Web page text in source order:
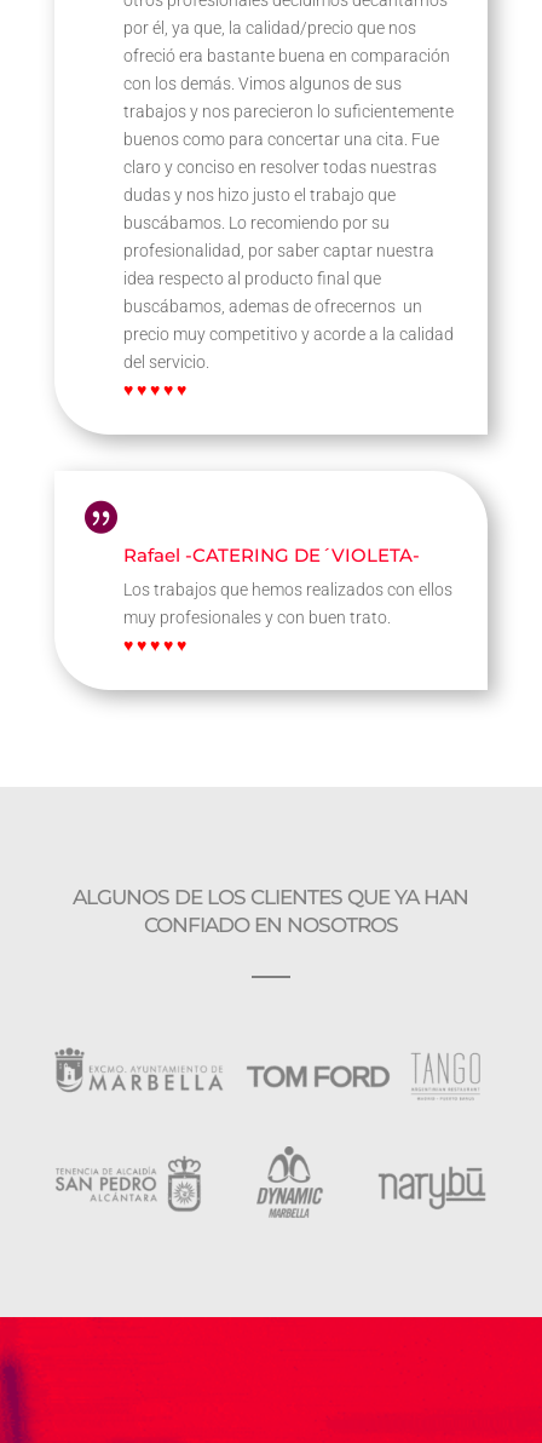
por él, ya que, la calidad/precio que nos
ofreció era bastante buena en comparación
con los demás. Vimos algunos de sus
trabajos y nos parecieron lo suficientemente
buenos como para concertar una cita. Fue
claro y conciso en resolver todas nuestras
dudas y nos hizo justo el trabajo que
buscábamos. Lo recomiendo por su
profesionalidad, por saber captar nuestra
idea respecto al producto final que
buscábamos, ademas de ofrecernos un
precio muy competitivo y acorde a la calidad
del servicio.
♥ ♥ ♥ ♥ ♥

Rafael -CATERING DE´VIOLETA-
Los trabajos que hemos realizados con ellos
muy profesionales y con buen trato.
♥ ♥ ♥ ♥ ♥
ALGUNOS DE LOS CLIENTES QUE YA HAN
CONFIADO EN NOSOTROS